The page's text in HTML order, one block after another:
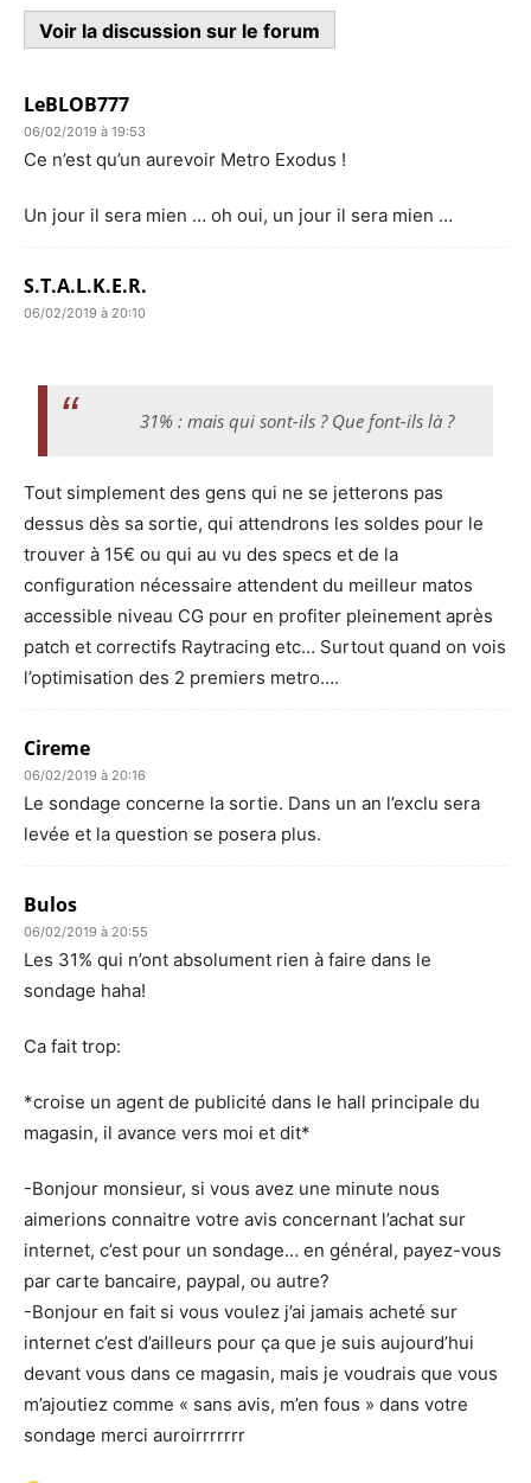
Voir la discussion sur le forum
LeBLOB777
06/02/2019 à 19:53
Ce n’est qu’un aurevoir Metro Exodus !
Un jour il sera mien … oh oui, un jour il sera mien …
S.T.A.L.K.E.R.
06/02/2019 à 20:10
31% : mais qui sont-ils ? Que font-ils là ?
Tout simplement des gens qui ne se jetterons pas
dessus dès sa sortie, qui attendrons les soldes pour le
trouver à 15€ ou qui au vu des specs et de la
configuration nécessaire attendent du meilleur matos
accessible niveau CG pour en profiter pleinement après
patch et correctifs Raytracing etc… Surtout quand on vois
l’optimisation des 2 premiers metro….
Cireme
06/02/2019 à 20:16
Le sondage concerne la sortie. Dans un an l’exclu sera
levée et la question se posera plus.
Bulos
06/02/2019 à 20:55
Les 31% qui n’ont absolument rien à faire dans le
sondage haha!
Ca fait trop:
*croise un agent de publicité dans le hall principale du
magasin, il avance vers moi et dit*
-Bonjour monsieur, si vous avez une minute nous
aimerions connaitre votre avis concernant l’achat sur
internet, c’est pour un sondage… en général, payez-vous
par carte bancaire, paypal, ou autre?
-Bonjour en fait si vous voulez j’ai jamais acheté sur
internet c’est d’ailleurs pour ça que je suis aujourd’hui
devant vous dans ce magasin, mais je voudrais que vous
m’ajoutiez comme « sans avis, m’en fous » dans votre
sondage merci auroirrrrrrr